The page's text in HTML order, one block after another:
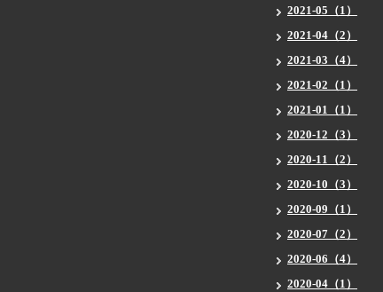
2021-05（1）
2021-04（2）
2021-03（4）
2021-02（1）
2021-01（1）
2020-12（3）
2020-11（2）
2020-10（3）
2020-09（1）
2020-07（2）
2020-06（4）
2020-04（1）